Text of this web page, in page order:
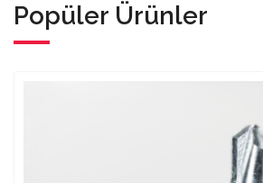
Popüler Ürünler